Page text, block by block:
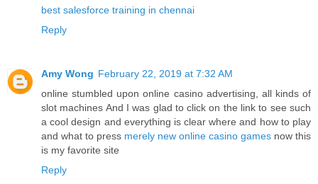
best salesforce training in chennai
Reply
Amy Wong February 22, 2019 at 7:32 AM
online stumbled upon online casino advertising, all kinds of
slot machines And I was glad to click on the link to see such
a cool design and everything is clear where and how to play
and what to press merely new online casino games now this
is my favorite site
Reply